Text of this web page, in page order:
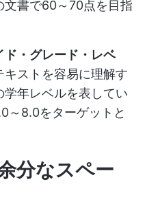
文書で60～70点を目指
ド・グレード・レベ
ストを容易に理解す
年レベルを表してい
～8.0をターゲットと
分なスペー